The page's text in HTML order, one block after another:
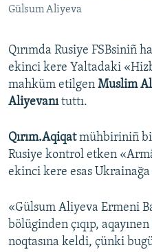
QOŞULIÑIZ!
RFE/RS bütün saytları
Gülsum Aliyeva
Qırımda Rusiye FSBsiniñ
ekinci kere Yaltadaki
mahküm etilgen Muslim
Aliyevanıtuttı.
Qırım.Aqiqatmühbiriniñ
Rusiye kontrol etken
ekinci kere esas Ukrainağa
«Gülsum Aliyeva Ermeni
bölüginden çıqıp,
noqtasına keldi, çünki